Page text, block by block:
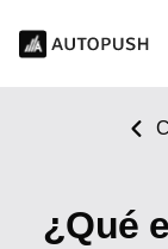
¿Qué